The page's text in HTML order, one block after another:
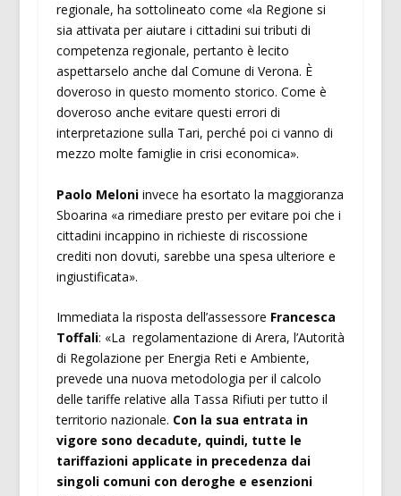
regionale, ha sottolineato come «la Regione si
sia attivata per aiutare i cittadini sui tributi di
competenza regionale, pertanto è lecito
aspettarselo anche dal Comune di Verona. È
doveroso in questo momento storico. Come è
doveroso anche evitare questi errori di
interpretazione sulla Tari, perché poi ci vanno di
mezzo molte famiglie in crisi economica».
Paolo Meloni invece ha esortato la maggioranza
Sboarina «a rimediare presto per evitare poi che i
cittadini incappino in richieste di riscossione
crediti non dovuti, sarebbe una spesa ulteriore e
ingiustificata».
Immediata la risposta dell’assessore Francesca
Toffali: «La regolamentazione di Arera, l’Autorità
di Regolazione per Energia Reti e Ambiente,
prevede una nuova metodologia per il calcolo
delle tariffe relative alla Tassa Rifiuti per tutto il
territorio nazionale. Con la sua entrata in
vigore sono decadute, quindi, tutte le
tariffazioni applicate in precedenza dai
singoli comuni con deroghe e esenzioni